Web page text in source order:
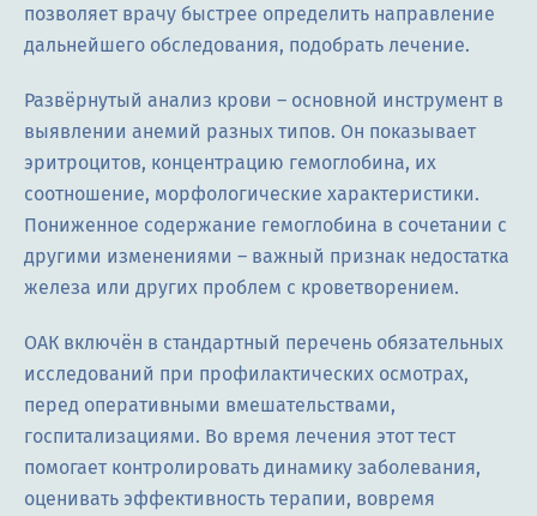
позволяет врачу быстрее определить направление
дальнейшего обследования, подобрать лечение.
Развёрнутый анализ крови – основной инструмент в
выявлении анемий разных типов. Он показывает
эритроцитов, концентрацию гемоглобина, их
соотношение, морфологические характеристики.
Пониженное содержание гемоглобина в сочетании с
другими изменениями – важный признак недостатка
железа или других проблем с кроветворением.
ОАК включён в стандартный перечень обязательных
исследований при профилактических осмотрах,
перед оперативными вмешательствами,
госпитализациями. Во время лечения этот тест
помогает контролировать динамику заболевания,
оценивать эффективность терапии, вовремя